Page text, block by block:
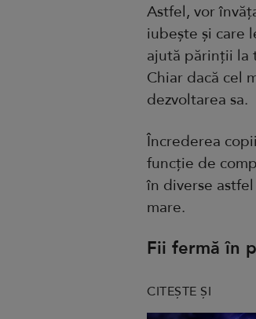
Astfel, vor
iubește și care
ajută părinții la
Chiar dacă cel
dezvoltarea sa.
Încrederea
funcție de
în diverse
mare.
Fii fermă în
CITEȘTE ȘI